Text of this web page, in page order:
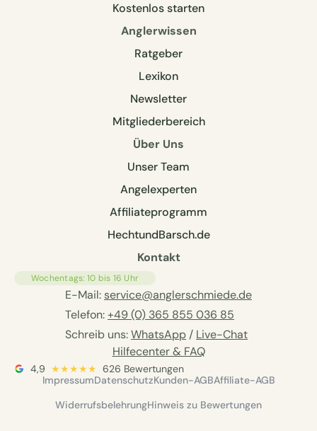
Kostenlos starten
Anglerwissen
Ratgeber
Lexikon
Newsletter
Mitgliederbereich
Über Uns
Unser Team
Angelexperten
Affiliateprogramm
HechtundBarsch.de
Kontakt
Wochentags: 10 bis 16 Uhr
E-Mail: service@anglerschmiede.de
Telefon:+49 (0) 365 855 036 85
Schreib uns:WhatsApp / Live-Chat
Hilfecenter & FAQ
4,9 ★★★★★ 626 Bewertungen
ImpressumDatenschutzKunden-AGBAffiliate-AGB
WiderrufsbelehrungHinweis zu Bewertungen